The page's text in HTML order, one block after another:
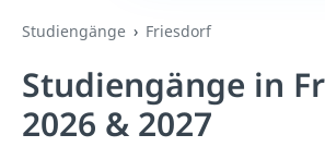
Studiengänge Friesdorf
Studiengänge in
2026 & 2027